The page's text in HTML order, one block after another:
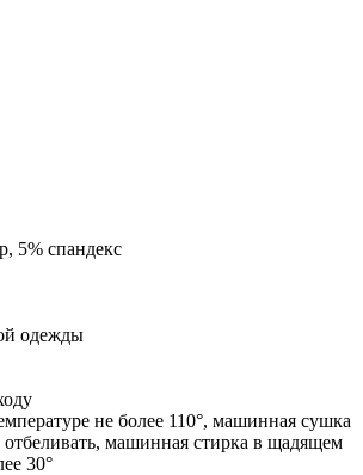
5% спандекс
одежды
не более 110°, машинная сушка
отбеливать, машинная стирка в щадящем
30°